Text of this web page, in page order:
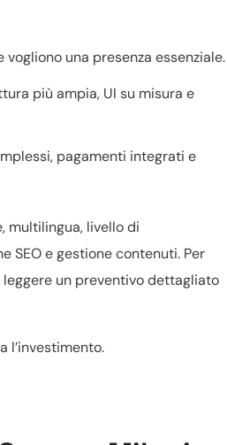
una presenza essenziale.
più ampia, UI su misura e
pagamenti integrati e
multilingua, livello di
SEOe gestione contenuti. Per
un preventivo dettagliato
l’investimento.